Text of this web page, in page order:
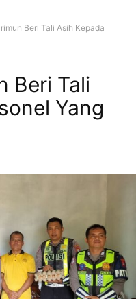
Beri Tali Asih Kepada
Beri Tali
Yang